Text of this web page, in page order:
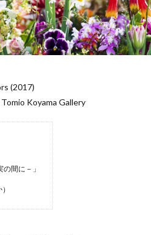
(2017)
Koyama Gallery
間に－」